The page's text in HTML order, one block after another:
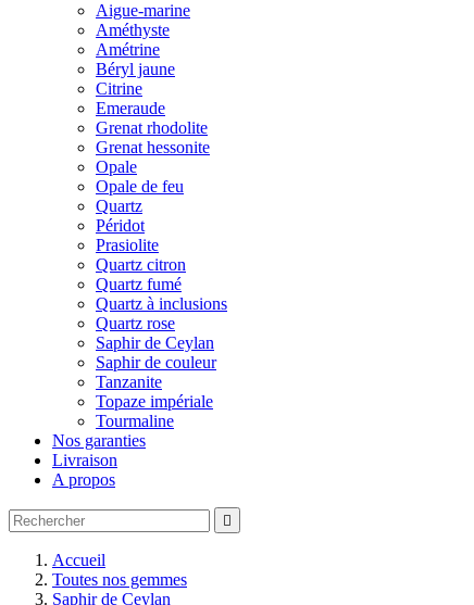
Aigue-marine
Améthyste
Amétrine
Béryl jaune
Citrine
Emeraude
Grenat rhodolite
Grenat hessonite
Opale
Opale de feu
Quartz
Péridot
Prasiolite
Quartz citron
Quartz fumé
Quartz à inclusions
Quartz rose
Saphir de Ceylan
Saphir de couleur
Tanzanite
Topaze impériale
Tourmaline
Nos garanties
Livraison
A propos

Accueil
Toutes nos gemmes
Saphir de Ceylan